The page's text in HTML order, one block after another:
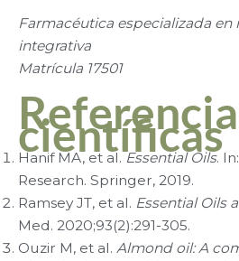
Farmacéutica especializada
integrativa
Matrícula 17501
científicas
Hanif MA, et al. Essential Oils.
Research. Springer, 2019.
Ramsey JT, et al. Essential Oils
Med. 2020;93(2):291-305.
Ouzir M, et al. Almond oil: A